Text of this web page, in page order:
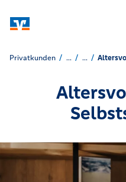
Privatkunden ... ...